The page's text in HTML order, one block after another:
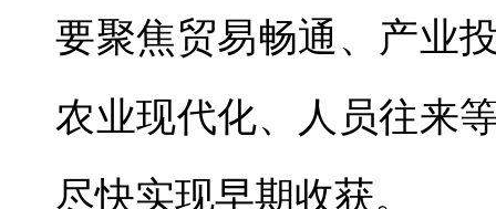
要聚焦贸易畅通、产业
农业现代化、人员往来
尽快实现早期收获。